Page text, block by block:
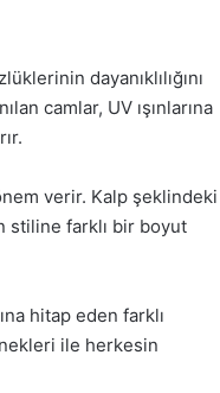
dayanıklılığını
camlar, UV ışınlarına
verir. Kalp şeklindeki
stiline farklı bir boyut
hitap eden farklı
ile herkesin